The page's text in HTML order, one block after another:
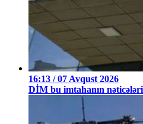
16:13 / 07 Avqust 2026
DİM bu imtahanın